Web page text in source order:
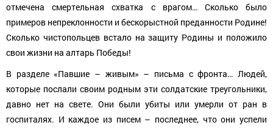
отмечена смертельная схватка с врагом… Сколько было
примеров непреклонности и бескорыстной преданности Родине!
Сколько чистопольцев встало на защиту Родины и положило
свои жизни на алтарь Победы!
В разделе «Павшие – живым» – письма с фронта… Людей,
которые послали своим родным эти солдатские треугольники,
давно нет на свете. Они были убиты или умерли от ран в
госпиталях. И каждое из писем – последнее, что они успели